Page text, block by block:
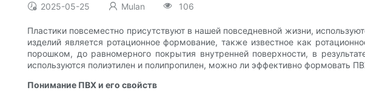
2025-05-25 Mulan 106
Пластики повсеместно присутствуют в нашей повседневной жизни,
изделий является ротационное формование, также известное как
порошком, до равномерного покрытия внутренней поверхности, в
используются полиэтилен и полипропилен, можно ли эффективно формовать
Понимание ПВХ и его свойств